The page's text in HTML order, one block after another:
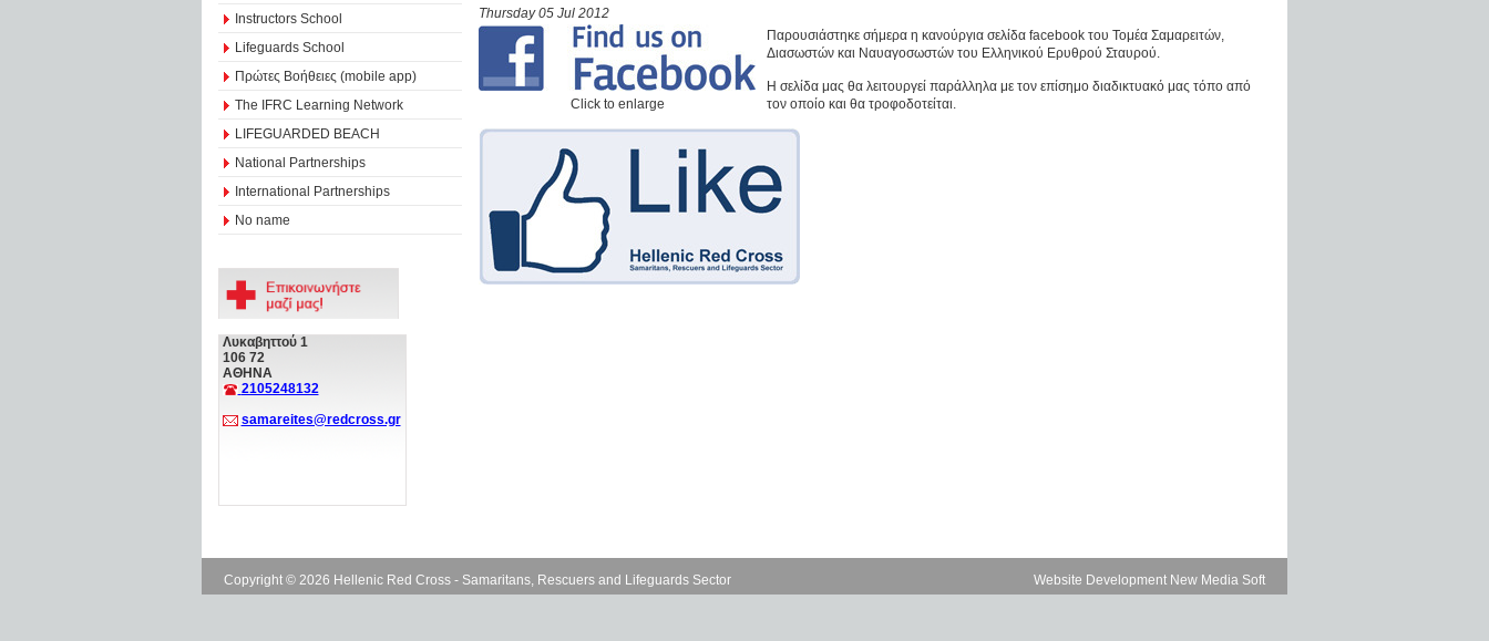
Instructors School
Lifeguards School
Πρώτες Βοήθειες (mobile app)
The IFRC Learning Network
LIFEGUARDED BEACH
National Partnerships
International Partnerships
No name
Λυκαβηττού 1
106 72
ΑΘΗΝΑ
2105248132
samareites@redcross.gr
Thursday 05 Jul 2012
Click to enlarge
Παρουσιάστηκε σήμερα η κανούργια σελίδα facebook του Τομέα Σαμαρειτών,
Διασωστών και Ναυαγοσωστών του Ελληνικού Ερυθρού Σταυρού.
Η σελίδα μας θα λειτουργεί παράλληλα με τον επίσημο διαδικτυακό μας τόπο από
τον οποίο και θα τροφοδοτείται.
Copyright © 2026 Hellenic Red Cross - Samaritans, Rescuers and Lifeguards Sector Website Development New Media Soft